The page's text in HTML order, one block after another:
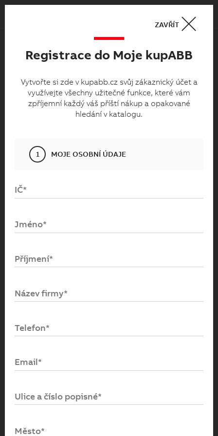
0
Moje kupabb.cz
Vytvořte si zde v kupabb.cz svůj zákaznický
účet a využívejte všechny užitečné funkce,
které vám zpříjemní každý váš příští nákup
Přihlaste se
Registrace do Moje kupABB
Vytvořte si zde v kupabb.cz svůj zákaznický účet a
využívejte všechny užitečné funkce, které vám
zpříjemní každý váš příští nákup a opakované
hledání v katalogu.
1 MOJE OSOBNÍ ÚDAJE
IČ*
Jméno*
Příjmení*
Název firmy*
Telefon*
Email*
Ulice a číslo popisné*
Město*
ZAVŘÍT